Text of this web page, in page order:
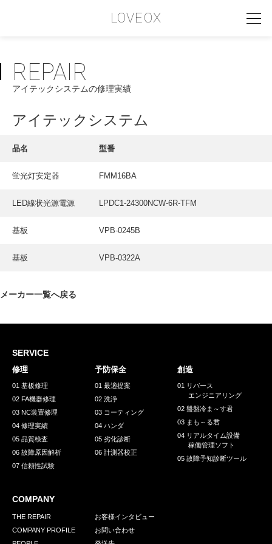
LOVEOX
PHILOSOPHY
フィロソフィー
COMPANY PROFILE
INTERVIEW
お客様インタビュー
RECRUIT
GREEN CHALLENGE
REPAIR
アイテックシステムの修理実績
アイテックシステム
品名 型番
蛍光灯安定器 FMM16BA
LED線状光源電源 LPDC1-24300NCW-6R-TFM
基板 VPB-0245B
基板 VPB-0322A
メーカー一覧へ戻る
SERVICE
修理
01 基板修理
02 FA機器修理
03 NC装置修理
04 修理実績
05 品質検査
06 故障原因解析
07 信頼性試験
予防保全
01 最適提案
02 洗浄
03 コーティング
04 ハンダ
05 劣化診断
06 計測器校正
創造
01 リバース
エンジニアリング
02 盤盤冷ま～す君
03 まも～る君
04 リアルタイム設備
稼働管理ソフト
05 故障予知診断ツール
COMPANY
THE REPAIR
COMPANY PROFILE
お客様インタビュー
お問い合わせ